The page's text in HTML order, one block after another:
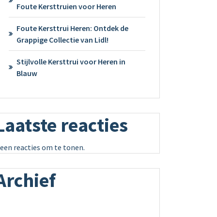
Foute Kersttruien voor Heren
Foute Kersttrui Heren: Ontdek de
Grappige Collectie van Lidl!
Stijlvolle Kersttrui voor Heren in
Blauw
reacties
reacties om te tonen.